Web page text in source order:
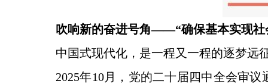
吹响新的奋进号角——“确保基本实现社
中国式现代化，是一程又一程的逐梦远
2025年10月，党的二十届四中全会审